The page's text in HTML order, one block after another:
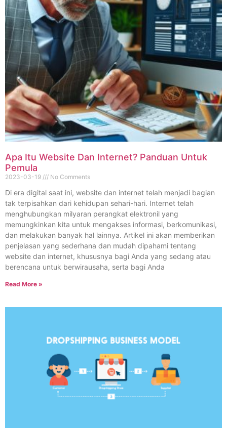
Apa Itu Website Dan Internet? Panduan Untuk
Pemula
2023-03-19 No Comments
Di era digital saat ini, website dan internet telah menjadi bagian
tak terpisahkan dari kehidupan sehari-hari. Internet telah
menghubungkan milyaran perangkat elektronil yang
memungkinkan kita untuk mengakses informasi, berkomunikasi,
dan melakukan banyak hal lainnya. Artikel ini akan memberikan
penjelasan yang sederhana dan mudah dipahami tentang
website dan internet, khususnya bagi Anda yang sedang atau
berencana untuk berwirausaha, serta bagi Anda
Read More »